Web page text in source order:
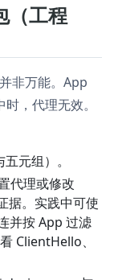
（工程
非万能。App
，代理无效。
元组）。
代理或修改
据。实践中可使
并按 App 过滤
ClientHello、